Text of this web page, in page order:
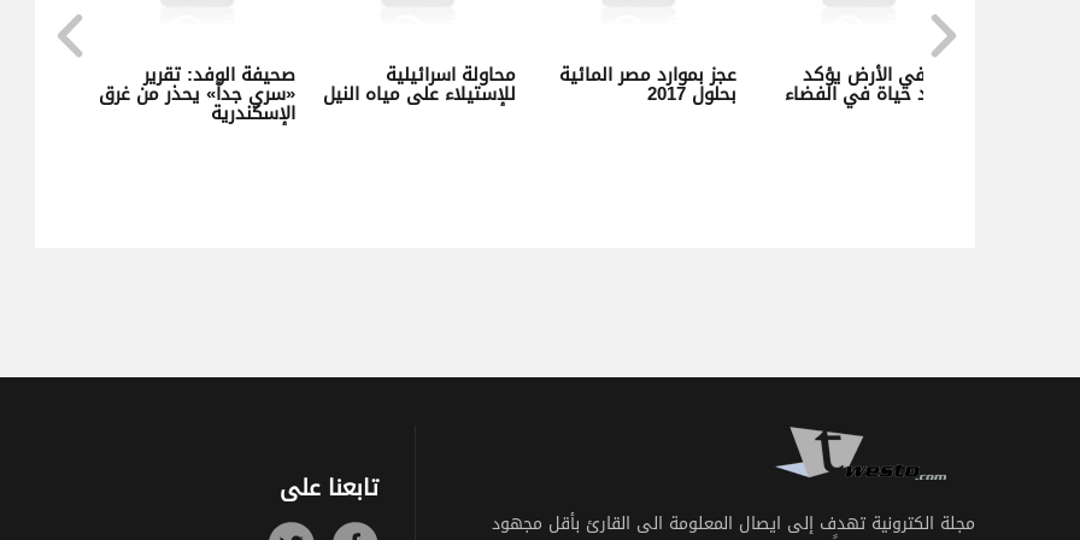
صحيفة الوفد: تقرير
«سري جداً» يحذر من
الإسكندرية
محاولة اسرائيلية
للإستيلاء على مياه النيل
عجز بموارد مصر المائية
بحلول 2017
ماء في الأرض يؤكد
وجود حياة في الفضاء
اثيوبيا ترفض بيع مصر
مياه النيل لإسرائيل
مجلة الكترونية تهدف إلى ايصال المعلومة الى القارئ بأقل مجهود
تابعنا على